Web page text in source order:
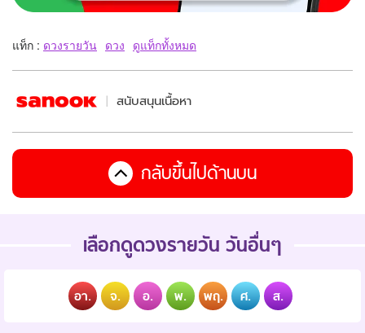
แท็ก : ดวงรายวัน ดวง ดูแท็กทั้งหมด
สนับสนุนเนื้อหา
กลับขึ้นไปด้านบน
เลือกดูดวงรายวัน วันอื่นๆ
อา. จ. อ. พ. พฤ. ศ. ส.